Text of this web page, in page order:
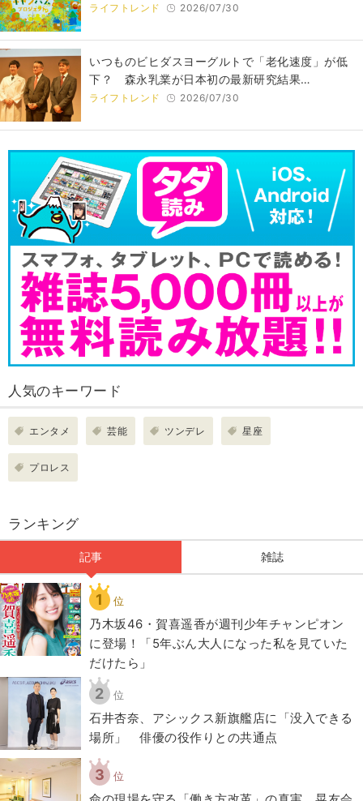
ライフトレンド 2026/07/30
いつものビヒダスヨーグルトで「老化速度」が低
下？ 森永乳業が日本初の最新研究結果…
ライフトレンド 2026/07/30
人気のキーワード
エンタメ 芸能 ツンデレ 星座
プロレス
ランキング
記事 雑誌
1 位
乃木坂46・賀喜遥香が週刊少年チャンピオン
に登場！「5年ぶん大人になった私を見ていた
だけたら」
2 位
石井杏奈、アシックス新旗艦店に「没入できる
場所」 俳優の役作りとの共通点
3 位